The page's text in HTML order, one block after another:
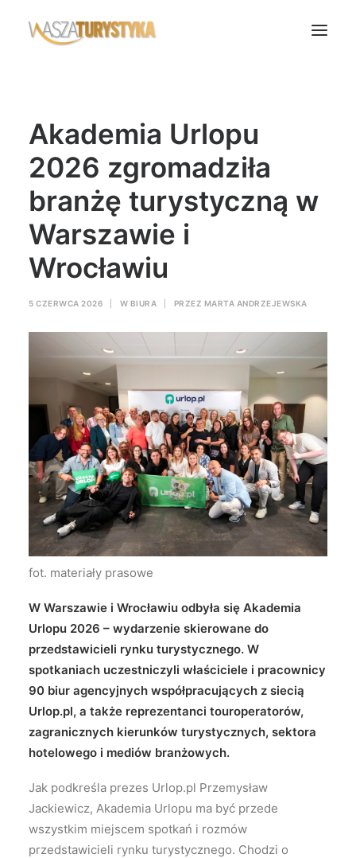
Biura podróży
Transport
Noclegi
Polska
Świat
Podcasty
Wyszukiwanie
Akademia Urlopu
2026 zgromadziła
branżę turystyczną w
Warszawie i
Wrocławiu
5 CZERWCA 2026 W BIURA PRZEZ MARTA ANDRZEJEWSKA
fot. materiały prasowe
W Warszawie i Wrocławiu odbyła się Akademia
Urlopu 2026 – wydarzenie skierowane do
przedstawicieli rynku turystycznego. W
spotkaniach uczestniczyli właściciele i pracownicy
90 biur agencyjnych współpracujących z siecią
Urlop.pl, a także reprezentanci touroperatorów,
zagranicznych kierunków turystycznych, sektora
hotelowego i mediów branżowych.
Jak podkreśla prezes Urlop.pl Przemysław
Jackiewicz, Akademia Urlopu ma być przede
wszystkim miejscem spotkań i rozmów
przedstawicieli rynku turystycznego. Chodzi o